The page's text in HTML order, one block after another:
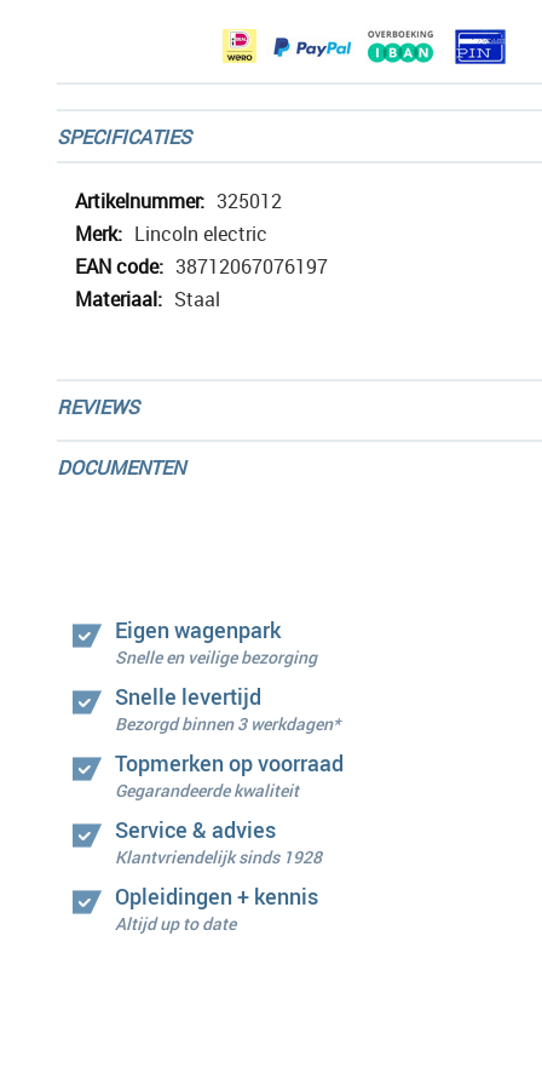
SPECIFICATIES
Meer
informatie
325012
Lincoln electric
38712067076197
Staal
REVIEWS
DOCUMENTEN
Eigen wagenpark
Snelle en veilige bezorging
Snelle levertijd
Bezorgd binnen 3 werkdagen*
Topmerken op voorraad
Gegarandeerde kwaliteit
Service & advies
Klantvriendelijk sinds 1928
Opleidingen + kennis
Altijd up to date